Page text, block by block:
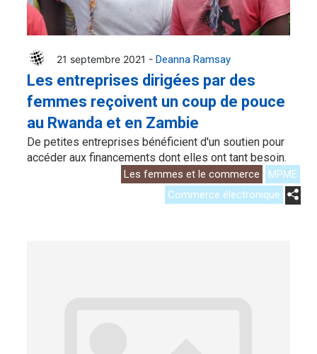
21 septembre 2021 - Deanna Ramsay
Les entreprises dirigées par des
femmes reçoivent un coup de pouce
au Rwanda et en Zambie
De petites entreprises bénéficient d'un soutien pour
accéder aux financements dont elles ont tant besoin.
Les femmes et le commerce
MPME
Commerce électronique